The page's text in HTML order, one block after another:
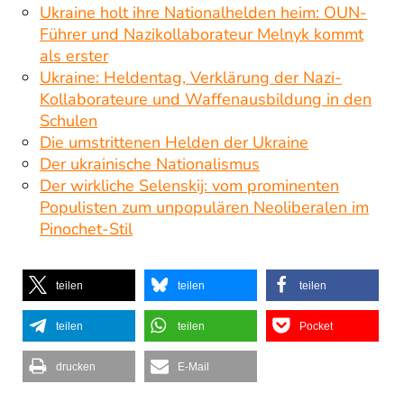
Ukraine holt ihre Nationalhelden heim: OUN-
Führer und Nazikollaborateur Melnyk kommt
als erster
Ukraine: Heldentag, Verklärung der Nazi-
Kollaborateure und Waffenausbildung in den
Schulen
Die umstrittenen Helden der Ukraine
Der ukrainische Nationalismus
Der wirkliche Selenskij: vom prominenten
Populisten zum unpopulären Neoliberalen im
Pinochet-Stil
teilen teilen teilen
teilen teilen Pocket
drucken E-Mail